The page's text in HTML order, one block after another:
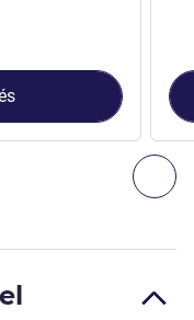
Supérieure avec lit